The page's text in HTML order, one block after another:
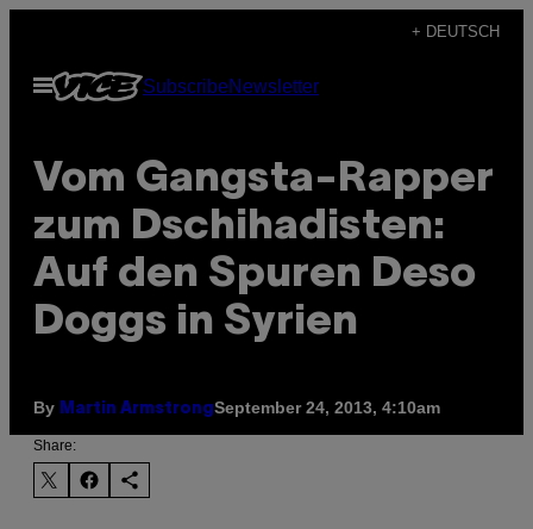
content
+ DEUTSCH
Open
Menu
SubscribeNewsletter
Vom Gangsta-Rapper
zum Dschihadisten:
Auf den Spuren Deso
Doggs in Syrien
By Martin ArmstrongSeptember 24, 2013, 4:10am
Share: